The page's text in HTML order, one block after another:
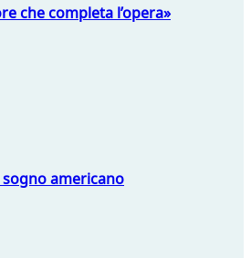
che completa l’opera»
americano